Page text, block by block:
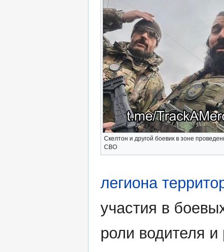
Скелтон и другой боевик в зоне
СВО
легиона
участия в
роли водителя и